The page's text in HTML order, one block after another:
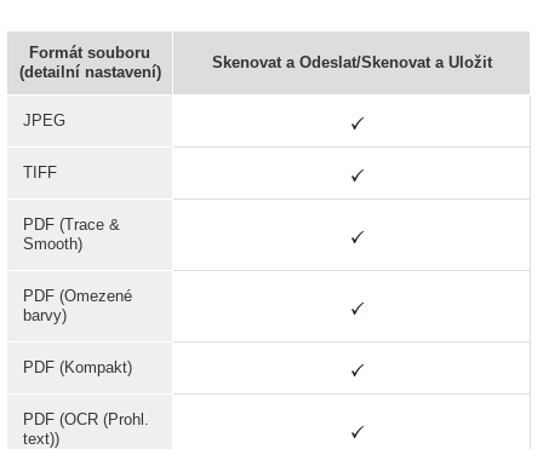
Formát souboru
(detailní nastavení)
Skenovat a Odeslat/Skenovat a Uložit
JPEG
TIFF
PDF (Trace &
Smooth)
PDF (Omezené
barvy)
PDF (Kompakt)
PDF (OCR (Prohl.
text))